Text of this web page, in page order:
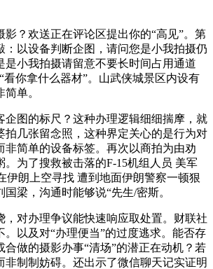
？欢送正在评论区提出你的“高见”。第
：以设备判断企图，请问您是小我拍摄仍
是小我拍摄请留意不要长时间占用通道
看你拿什么器材”。山武侠城景区内设有
单。
图的标尺？这种办理逻辑细细揣摩，就
拍几张留念照，这种界定关心的是行为对
非简单的设备标签。再次以商拍为由劝
。为了搜救被击落的F-15机组人员 美军
伊朗上空寻找 遭到地面伊朗警察一顿狠
梁，沟通时能够说“先生/密斯。
对办理争议能快速响应取处置。财联社
。以及对“办理便当”的过度逃求。能否存
合做的摄影办事“清场”的潜正在动机？若
非制制妨碍。还出示了微信聊天记实证明